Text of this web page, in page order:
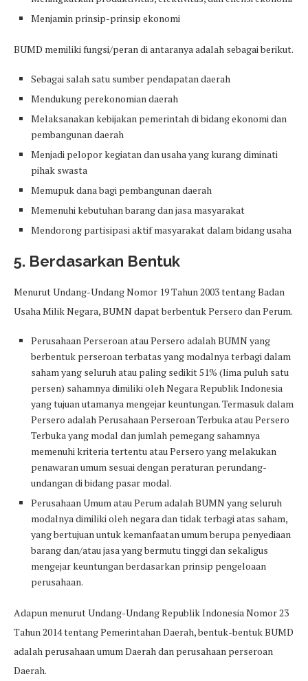
Menjamin prinsip-prinsip ekonomi
BUMD memiliki fungsi/peran di antaranya adalah sebagai berikut.
Sebagai salah satu sumber pendapatan daerah
Mendukung perekonomian daerah
Melaksanakan kebijakan pemerintah di bidang ekonomi dan
pembangunan daerah
Menjadi pelopor kegiatan dan usaha yang kurang diminati
pihak swasta
Memupuk dana bagi pembangunan daerah
Memenuhi kebutuhan barang dan jasa masyarakat
Mendorong partisipasi aktif masyarakat dalam bidang usaha
5. Berdasarkan Bentuk
Menurut Undang-Undang Nomor 19 Tahun 2003 tentang Badan
Usaha Milik Negara, BUMN dapat berbentuk Persero dan Perum.
Perusahaan Perseroan atau Persero adalah BUMN yang
berbentuk perseroan terbatas yang modalnya terbagi dalam
saham yang seluruh atau paling sedikit 51% (lima puluh satu
persen) sahamnya dimiliki oleh Negara Republik Indonesia
yang tujuan utamanya mengejar keuntungan. Termasuk dalam
Persero adalah Perusahaan Perseroan Terbuka atau Persero
Terbuka yang modal dan jumlah pemegang sahamnya
memenuhi kriteria tertentu atau Persero yang melakukan
penawaran umum sesuai dengan peraturan perundang-
undangan di bidang pasar modal.
Perusahaan Umum atau Perum adalah BUMN yang seluruh
modalnya dimiliki oleh negara dan tidak terbagi atas saham,
yang bertujuan untuk kemanfaatan umum berupa penyediaan
barang dan/atau jasa yang bermutu tinggi dan sekaligus
mengejar keuntungan berdasarkan prinsip pengeloaan
perusahaan.
Adapun menurut Undang-Undang Republik Indonesia Nomor 23
Tahun 2014 tentang Pemerintahan Daerah, bentuk-bentuk BUMD
adalah perusahaan umum Daerah dan perusahaan perseroan
Daerah.